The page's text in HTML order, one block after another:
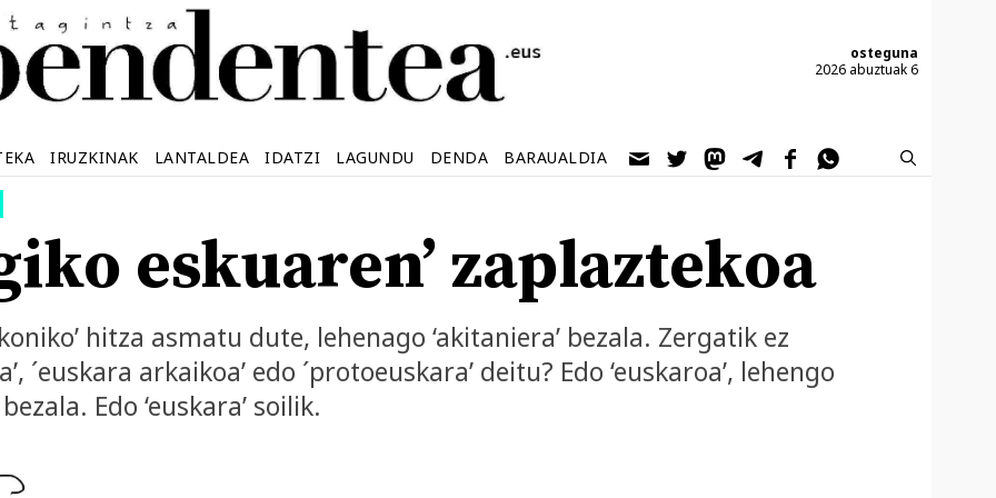
osteguna
2026 abuztuak 6
IRUZKINAK LANTALDEA IDATZI LAGUNDU DENDA BARAUALDIA
eskuaren’ zaplaztekoa
hitza asmatu dute, lehenago ‘akitaniera’ bezala. Zergatik ez
´euskara arkaikoa’ edo ´protoeuskara’ deitu? Edo ‘euskaroa’, lehengo
Edo ‘euskara’ soilik.